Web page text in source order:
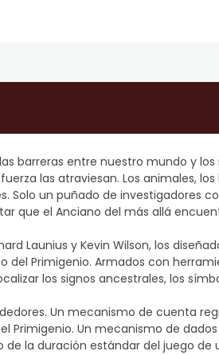
barreras entre nuestro mundo y
las atraviesan. Los animales, los
Solo un puñado de investigadores
que el Anciano del más allá
Launius y Kevin Wilson, los
Primigenio. Armados con
los signos ancestrales, los
Un mecanismo de cuenta
Primigenio. Un mecanismo de
la duración estándar del juego de